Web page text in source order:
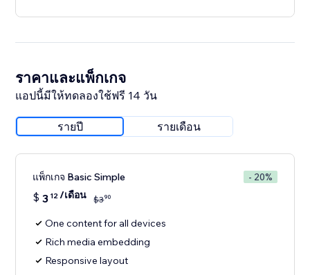
ราคาและแพ็กเกจ
แอปนี้มีให้ทดลองใช้ฟรี 14 วัน
รายปี รายเดือน
แพ็กเกจ Basic Simple - 20%
$ 3 12/เดือน $390
One content for all devices
Rich media embedding
Responsive layout